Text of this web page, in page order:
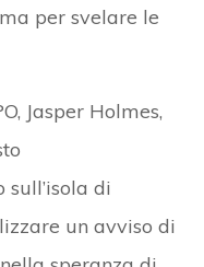
per svelare le
Jasper Holmes,
di
un avviso di